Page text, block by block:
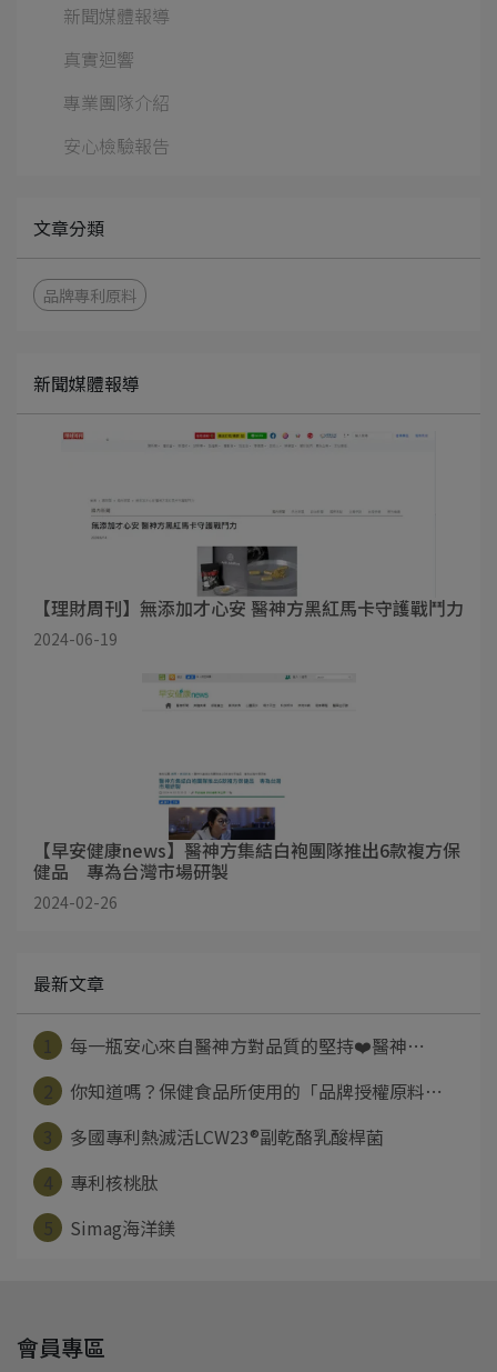
新聞媒體報導
真實迴響
專業團隊介紹
安心檢驗報告
文章分類
品牌專利原料
新聞媒體報導
【理財周刊】無添加才心安 醫神方黑紅馬卡守護戰鬥力
2024-06-19
【早安健康news】醫神方集結白袍團隊推出6款複方保
健品 專為台灣市場研製
2024-02-26
最新文章
每一瓶安心來自醫神方對品質的堅持❤️醫神⋯
你知道嗎？保健食品所使用的「品牌授權原料⋯
多國專利熱滅活LCW23®副乾酪乳酸桿菌
專利核桃肽
Simag海洋鎂
會員專區